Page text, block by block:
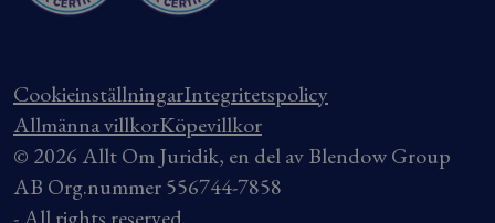
CookieinställningarIntegritetspolicy
Allmänna villkorKöpevillkor
© 2026 Allt Om Juridik, en del av Blendow Group
AB Org.nummer 556744-7858